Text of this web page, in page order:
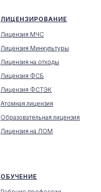
ЛИЦЕНЗИРОВАНИЕ
Лицензия МЧС
Лицензия Минкультуры
Лицензия на отходы
Лицензия ФСБ
Лицензия ФСТЭК
Атомная лицензия
Образовательная лицензия
Лицензия на ЛОМ
ОБУЧЕНИЕ